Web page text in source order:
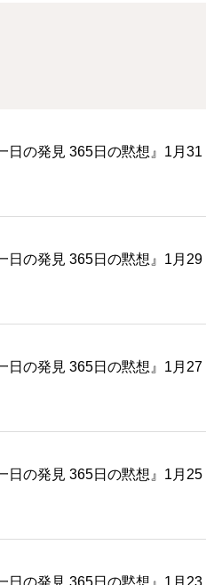
日の発見 365日の黙想』1月31
日の発見 365日の黙想』1月29
日の発見 365日の黙想』1月27
日の発見 365日の黙想』1月25
日の発見 365日の黙想』1月23